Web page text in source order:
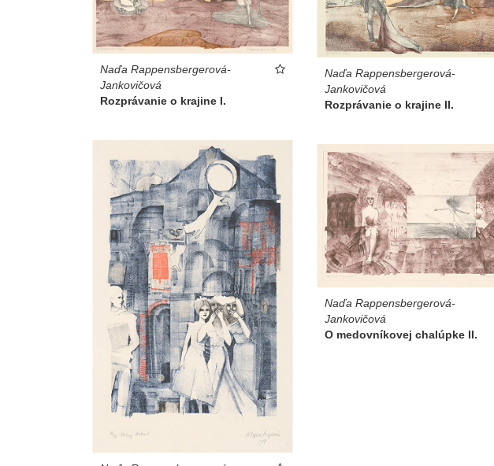
Naďa Rappensbergerová-
Jankovičová
Rozprávanie o krajine I.
Naďa Rappensbergerová-
Jankovičová
Rozprávanie o krajine II.
Naďa Rappensbergerová-
Jankovičová
O medovníkovej chalúpke II.